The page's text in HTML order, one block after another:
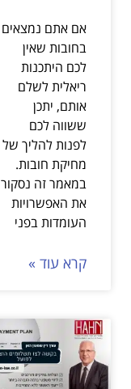
אם אתם נמצאים
בחובות שאין
לכם היתכנות
ריאלית לשלם
אותם, יתכן
ששווה לכם
לפנות להליך של
מחיקת חובות.
במאמר זה נסקור
את האפשרויות
העומדות בפני
קרא עוד »